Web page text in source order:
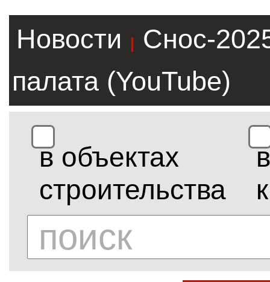
Новости |
Снос-
палата (YouTube)
в объектах
строительства
в